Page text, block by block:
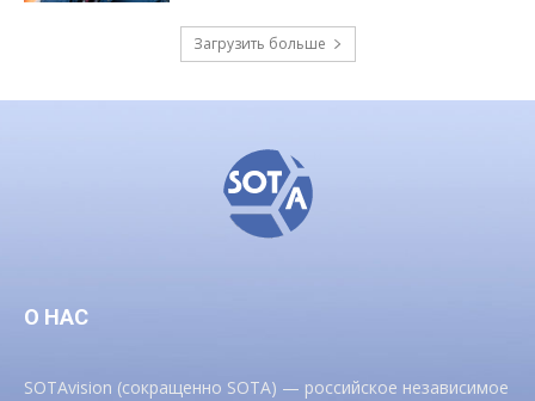
Загрузить больше
О НАС
SOTAvision (сокращенно SOTA) — российское независимое